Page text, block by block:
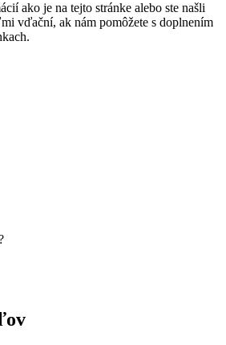
ako je na tejto stránke alebo ste našli
vďační, ak nám pomôžete s doplnením